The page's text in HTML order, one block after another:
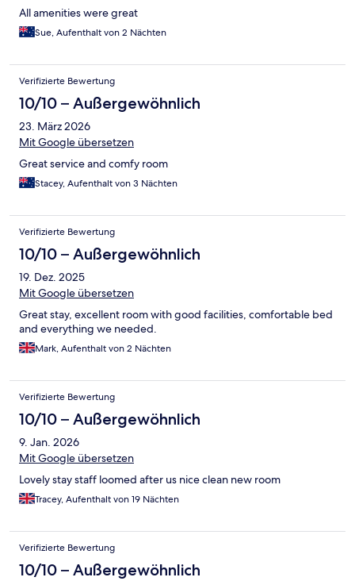
All amenities were great
Sue, Aufenthalt von 2 Nächten
Verifizierte Bewertung
10/10 – Außergewöhnlich
23. März 2026
Mit Google übersetzen
Great service and comfy room
Stacey, Aufenthalt von 3 Nächten
Verifizierte Bewertung
10/10 – Außergewöhnlich
19. Dez. 2025
Mit Google übersetzen
Great stay, excellent room with good facilities, comfortable bed
and everything we needed.
Mark, Aufenthalt von 2 Nächten
Verifizierte Bewertung
10/10 – Außergewöhnlich
9. Jan. 2026
Mit Google übersetzen
Lovely stay staff loomed after us nice clean new room
Tracey, Aufenthalt von 19 Nächten
Verifizierte Bewertung
10/10 – Außergewöhnlich